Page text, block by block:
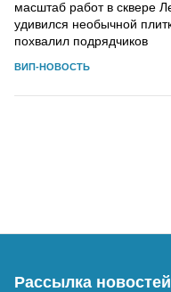
масштаб работ в сквере
удивился необычной
похвалил подрядчиков
ВИП-НОВОСТЬ
Рассылка новостей